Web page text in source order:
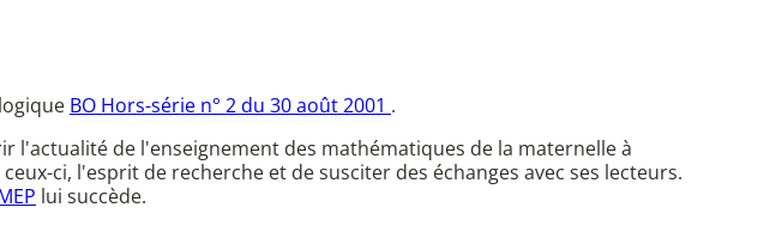
BO Hors-série n° 2 du 30 août 2001 .
l'actualité de l'enseignement des mathématiques de la maternelle à
ci, l'esprit de recherche et de susciter des échanges avec ses lecteurs.
lui succède.